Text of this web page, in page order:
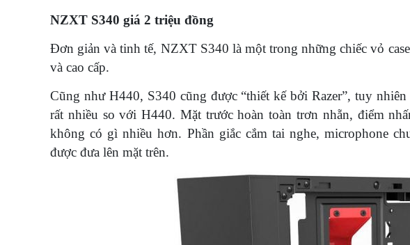
NZXT S340 giá 2 triệu đồng
Đơn giản và tinh tế, NZXT S340 là một trong những chiếc vỏ
và cao cấp.
Cũng như H440, S340 cũng được “thiết kế bởi Razer”, tuy
rất nhiều so với H440. Mặt trước hoàn toàn trơn nhẵn, điểm
không có gì nhiều hơn. Phần giắc cắm tai nghe, microphone
được đưa lên mặt trên.